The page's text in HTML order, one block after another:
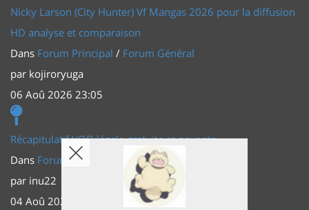
Nicky Larson (City Hunter) Vf Mangas 2026 pour la diffusion
HD analyse et comparaison
Dans Forum Principal / Forum Général
par kojiroryuga
06 Aoû 2026 23:05
Récapitulatif VOD légale gratuite et payante
Dans Forum Principal
Actus (TV, vidéo, web)
par inu22
04 Aoû 2026 20:30